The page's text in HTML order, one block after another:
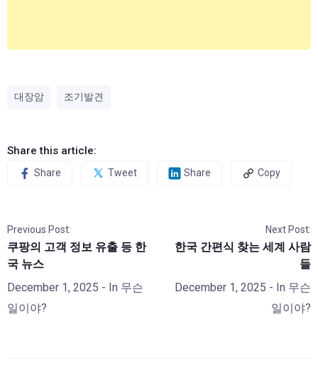
대장암 조기발견
Share this article:
Share Tweet Share Copy
Previous Post:
쿠팡의 고객 정보 유출 등 한
국 뉴스
December 1, 2025 - In 무슨
일이야?
Next Post:
한국 간편식 찾는 세계 사람
들
December 1, 2025 - In 무슨
일이야?